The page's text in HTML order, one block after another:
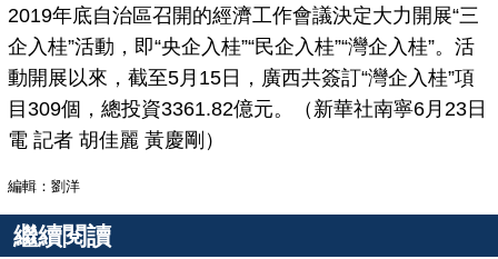
2019年底自治區召開的經濟工作會議決定大力開展“三
企入桂”活動，即“央企入桂”“民企入桂”“灣企入桂”。活
動開展以來，截至5月15日，廣西共簽訂“灣企入桂”項
目309個，總投資3361.82億元。（新華社南寧6月23日
電 記者 胡佳麗 黃慶剛）
編輯：劉洋
繼續閱讀